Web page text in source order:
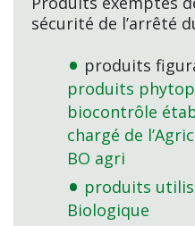
sécurité de l’arrêté
produits
produits
biocontrôle
chargé de
BO agri
produits
Biologique